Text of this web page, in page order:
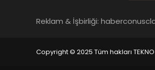
Reklam & İşbirliği:
Copyright © 2025 Tüm hakları TEKNO